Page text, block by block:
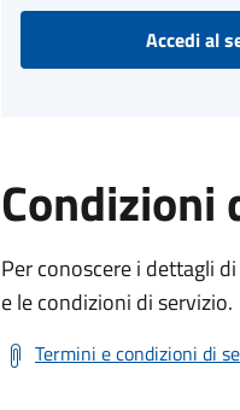
Accedi al
Condizioni
Per conoscere i dettagli
e le condizioni di servizio.
Termini e condizioni di